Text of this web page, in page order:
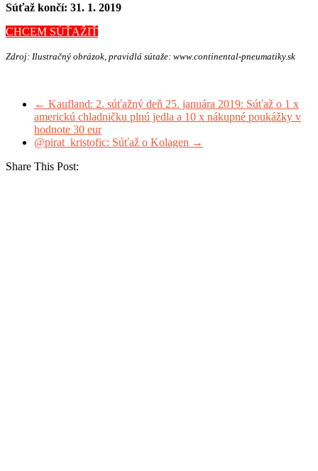
Súťaž končí: 31. 1. 2019
CHCEM SÚŤAŽIŤ
Zdroj: Ilustračný obrázok, pravidlá sútaže: www.continental-pneumatiky.sk
← Kaufland: 2. súťažný deň 25. januára 2019: Súťaž o 1 x
americkú chladničku plnú jedla a 10 x nákupné poukážky v
hodnote 30 eur
@pirat_kristofic: Súťaž o Kolagen →
Share This Post: